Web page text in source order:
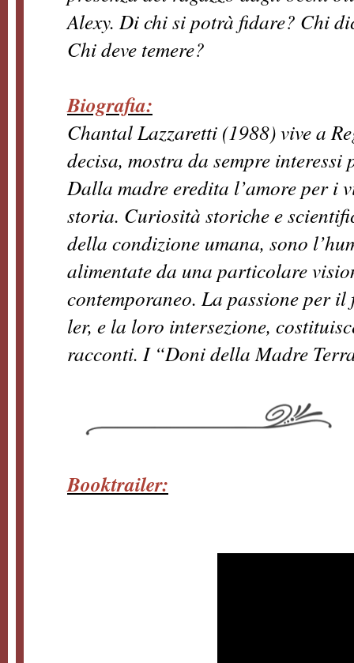
Alexy. Di chi si potrà fidare? Chi
Chi de­ve temere?
Biografia:
Chantal Lazzaretti (1988) vive a
decisa, mostra da sempre interessi
Dalla madre eredita l’amore per i
storia. Curiosità storiche e
della condi­zione umana, sono
alimenta­te da una particolare
con­temporaneo. La passione per
ler, e la loro intersezione,
racconti. I “Doni della Madre
Booktrailer: